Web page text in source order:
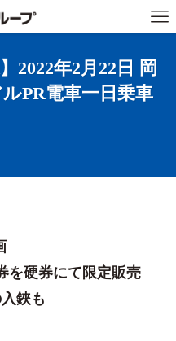
2022年2月22日 岡
PR電車一日乗車
を硬券にて限定販売
鋏も